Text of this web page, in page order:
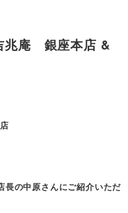
兆庵 銀座本店 &
の中原さんにご紹介いただ